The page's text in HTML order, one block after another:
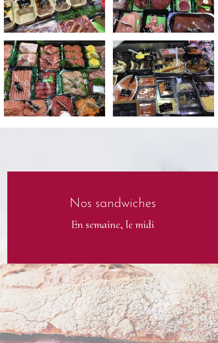
Nos sandwiches
En semaine, le midi